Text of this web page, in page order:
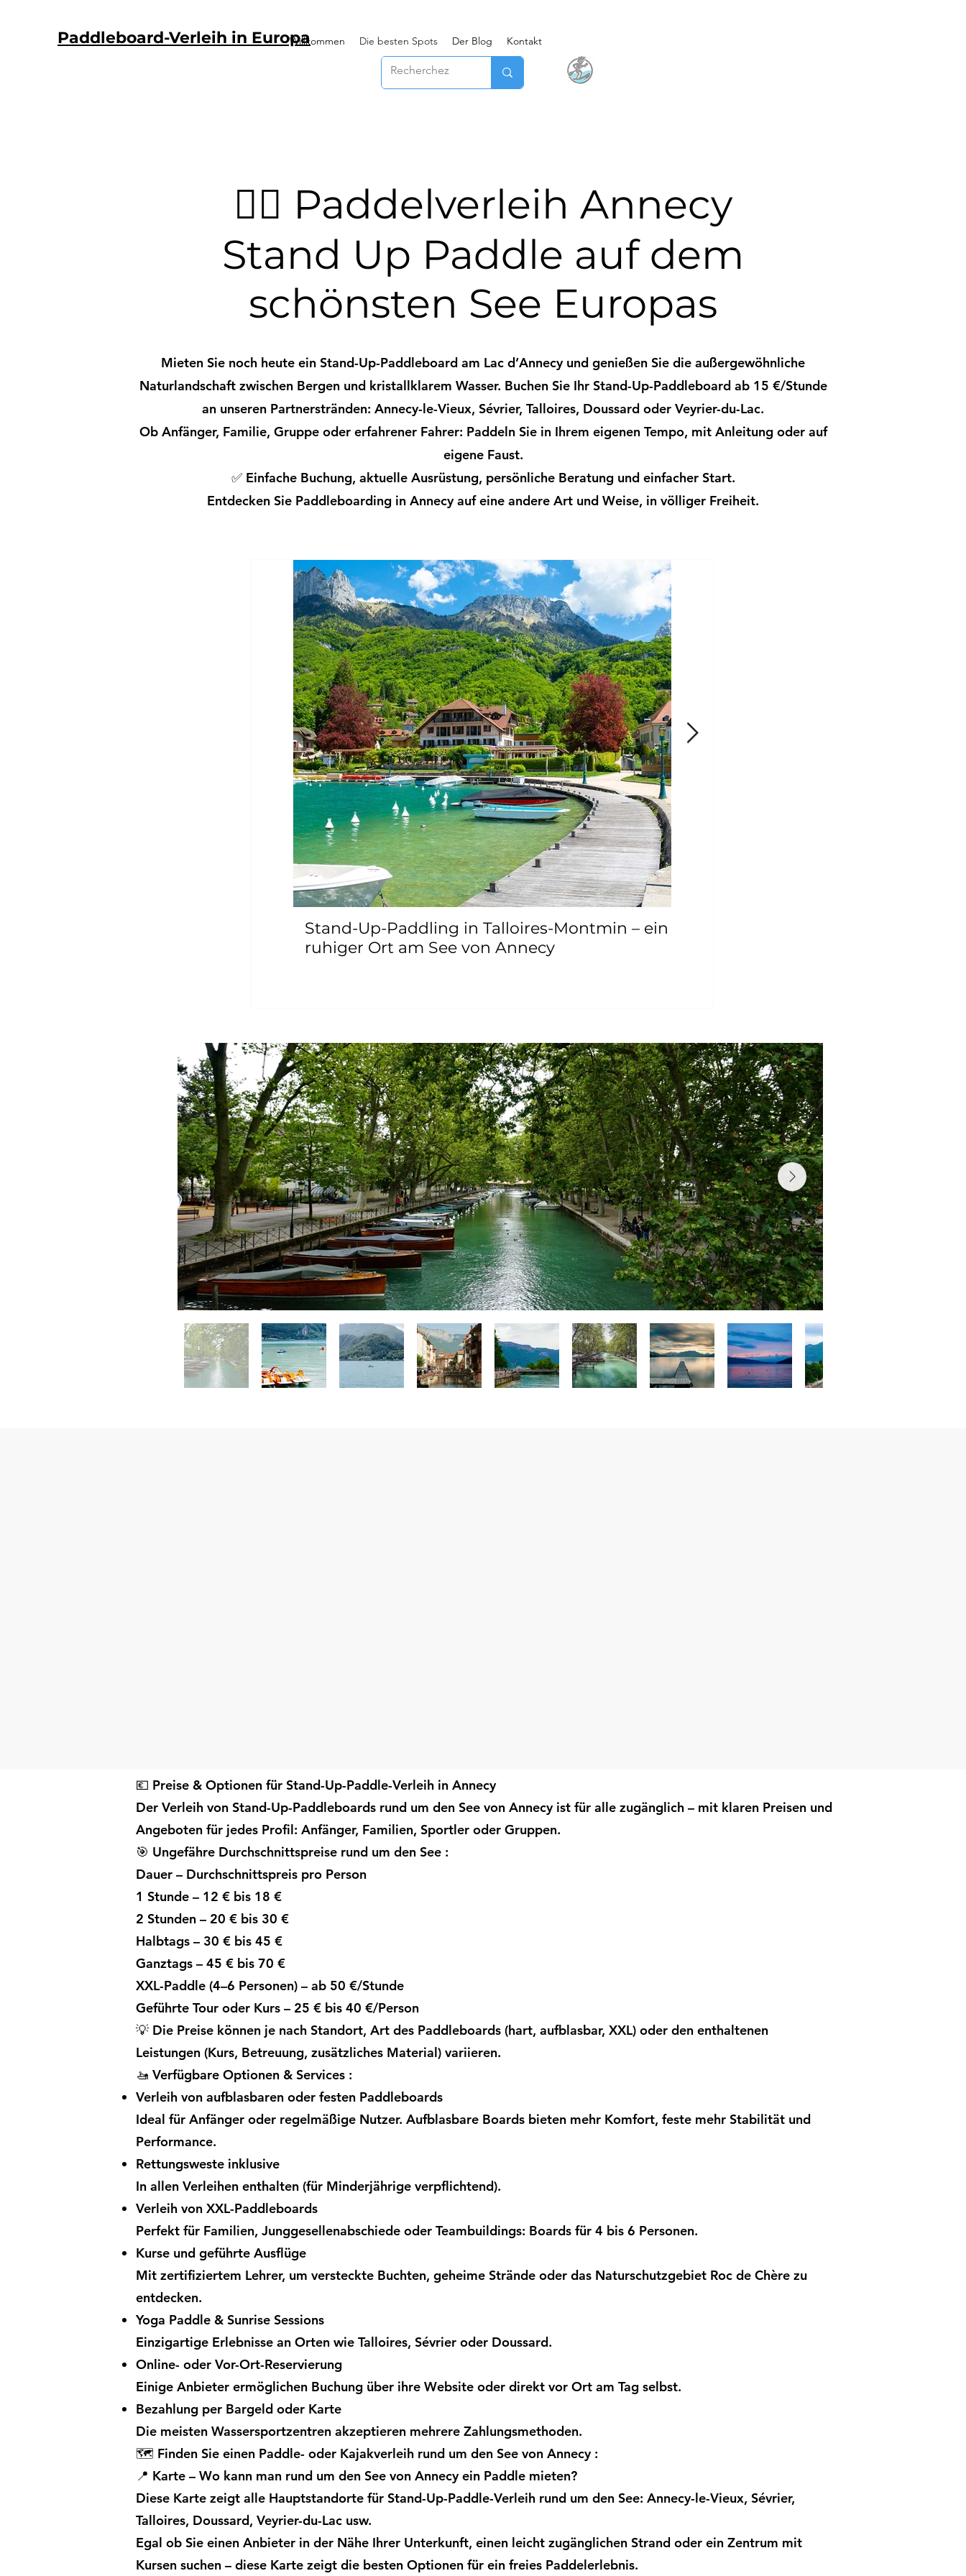
Paddleboard-Verleih in EuropaWillkommen Die besten Spots Der Blog Kontakt
🏄‍♂️ Paddelverleih Annecy
Stand Up Paddle auf dem
schönsten See Europas
Mieten Sie noch heute ein Stand-Up-Paddleboard am Lac d’Annecy und genießen Sie die außergewöhnliche
Naturlandschaft zwischen Bergen und kristallklarem Wasser. Buchen Sie Ihr Stand-Up-Paddleboard ab 15 €/Stunde
an unseren Partnerstränden: Annecy-le-Vieux, Sévrier, Talloires, Doussard oder Veyrier-du-Lac.
Ob Anfänger, Familie, Gruppe oder erfahrener Fahrer: Paddeln Sie in Ihrem eigenen Tempo, mit Anleitung oder auf
eigene Faust.
✅ Einfache Buchung, aktuelle Ausrüstung, persönliche Beratung und einfacher Start.
Entdecken Sie Paddleboarding in Annecy auf eine andere Art und Weise, in völliger Freiheit.
Stand-Up-Paddling in Talloires-Montmin – ein
ruhiger Ort am See von Annecy
💶 Preise & Optionen für Stand-Up-Paddle-Verleih in Annecy
Der Verleih von Stand-Up-Paddleboards rund um den See von Annecy ist für alle zugänglich – mit klaren Preisen und
Angeboten für jedes Profil: Anfänger, Familien, Sportler oder Gruppen.
🎯 Ungefähre Durchschnittspreise rund um den See :
Dauer – Durchschnittspreis pro Person
1 Stunde – 12 € bis 18 €
2 Stunden – 20 € bis 30 €
Halbtags – 30 € bis 45 €
Ganztags – 45 € bis 70 €
XXL-Paddle (4–6 Personen) – ab 50 €/Stunde
Geführte Tour oder Kurs – 25 € bis 40 €/Person
💡 Die Preise können je nach Standort, Art des Paddleboards (hart, aufblasbar, XXL) oder den enthaltenen
Leistungen (Kurs, Betreuung, zusätzliches Material) variieren.
🚤 Verfügbare Optionen & Services :
Verleih von aufblasbaren oder festen Paddleboards
Ideal für Anfänger oder regelmäßige Nutzer. Aufblasbare Boards bieten mehr Komfort, feste mehr Stabilität und
Performance.
Rettungsweste inklusive
In allen Verleihen enthalten (für Minderjährige verpflichtend).
Verleih von XXL-Paddleboards
Perfekt für Familien, Junggesellenabschiede oder Teambuildings: Boards für 4 bis 6 Personen.
Kurse und geführte Ausflüge
Mit zertifiziertem Lehrer, um versteckte Buchten, geheime Strände oder das Naturschutzgebiet Roc de Chère zu
entdecken.
Yoga Paddle & Sunrise Sessions
Einzigartige Erlebnisse an Orten wie Talloires, Sévrier oder Doussard.
Online- oder Vor-Ort-Reservierung
Einige Anbieter ermöglichen Buchung über ihre Website oder direkt vor Ort am Tag selbst.
Bezahlung per Bargeld oder Karte
Die meisten Wassersportzentren akzeptieren mehrere Zahlungsmethoden.
🗺️ Finden Sie einen Paddle- oder Kajakverleih rund um den See von Annecy :
📍 Karte – Wo kann man rund um den See von Annecy ein Paddle mieten?
Diese Karte zeigt alle Hauptstandorte für Stand-Up-Paddle-Verleih rund um den See: Annecy-le-Vieux, Sévrier,
Talloires, Doussard, Veyrier-du-Lac usw.
Egal ob Sie einen Anbieter in der Nähe Ihrer Unterkunft, einen leicht zugänglichen Strand oder ein Zentrum mit
Kursen suchen – diese Karte zeigt die besten Optionen für ein freies Paddelerlebnis.